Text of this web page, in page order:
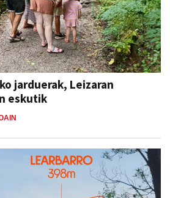
jarduerak, Leizaran
eskutik